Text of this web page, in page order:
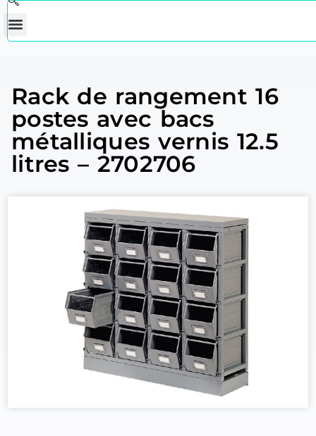
Rack de rangement 16
postes avec bacs
métalliques vernis 12.5
litres – 2702706